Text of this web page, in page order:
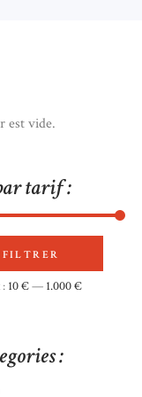
est vide.
tarif :
Prix
Prix
FILTRER
: 10 €— 1.000 €
: